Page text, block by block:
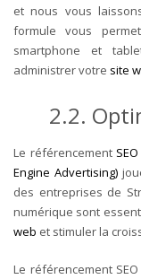
et nous vous
formule vous
smartphone et
administrer votre site
2.2.
Le référencement
Engine Advertising)
des entreprises de
numérique sont
web et stimuler la
Le référencement